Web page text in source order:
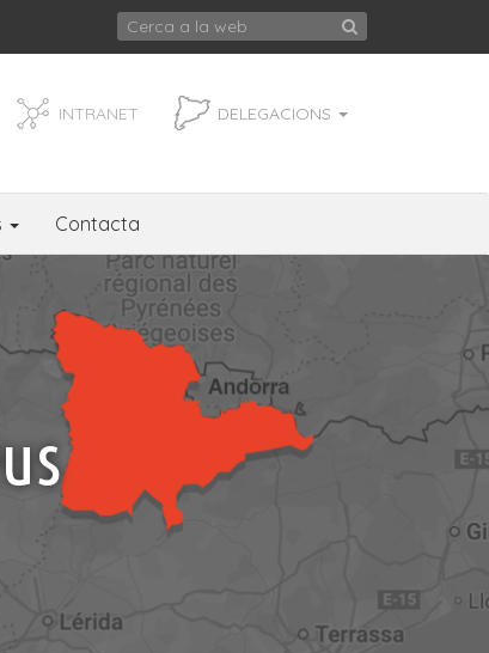
DELEGACIONS
INTRANET
Contacta